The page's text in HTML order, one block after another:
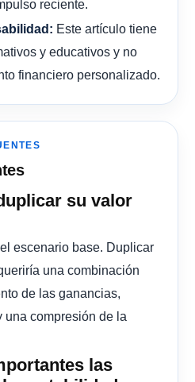
reciente.
Este artículo tiene
y educativos y no
financiero personalizado.
su valor
escenario base. Duplicar
una combinación
de las ganancias,
una compresión de la
las